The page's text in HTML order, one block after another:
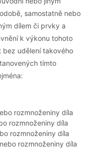
samostatně nebo
dílem či prvky a
k výkonu tohoto
bez udělení takového
tímto
rozmnoženiny díla
rozmnoženiny díla
rozmnoženiny díla
rozmnoženiny díla